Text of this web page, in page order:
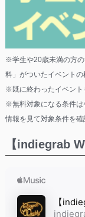
※学生や20歳未満の方
料」がついたイベントの
※既に終わったイベント
※無料対象になる条件は
情報を見て対象条件を確
【indiegrab